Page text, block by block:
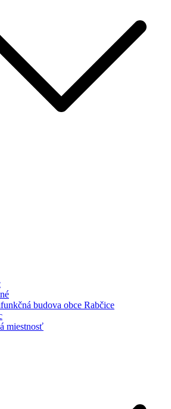
budova obce Rabčice
miestnosť